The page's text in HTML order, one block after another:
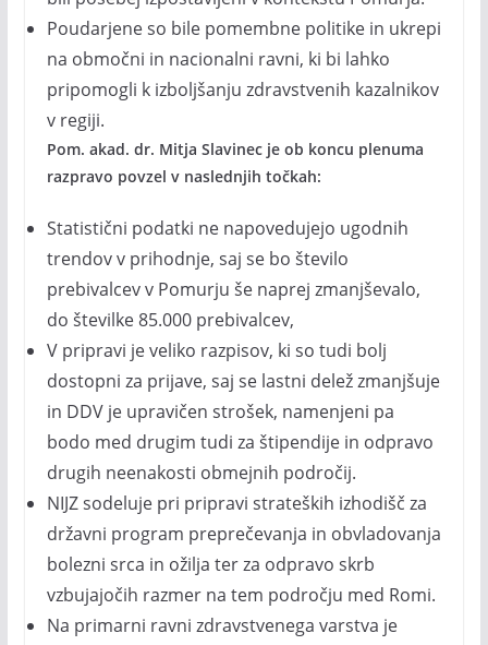
Poudarjene so bile pomembne politike in ukrepi
na območni in nacionalni ravni, ki bi lahko
pripomogli k izboljšanju zdravstvenih kazalnikov
v regiji.
Pom. akad. dr. Mitja Slavinec je ob koncu plenuma
razpravo povzel v naslednjih točkah:
Statistični podatki ne napovedujejo ugodnih
trendov v prihodnje, saj se bo število
prebivalcev v Pomurju še naprej zmanjševalo,
do številke 85.000 prebivalcev,
V pripravi je veliko razpisov, ki so tudi bolj
dostopni za prijave, saj se lastni delež zmanjšuje
in DDV je upravičen strošek, namenjeni pa
bodo med drugim tudi za štipendije in odpravo
drugih neenakosti obmejnih področij.
NIJZ sodeluje pri pripravi strateških izhodišč za
državni program preprečevanja in obvladovanja
bolezni srca in ožilja ter za odpravo skrb
vzbujajočih razmer na tem področju med Romi.
Na primarni ravni zdravstvenega varstva je